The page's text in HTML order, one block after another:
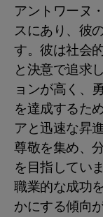
アントワーヌ
スにあり、彼
す。彼は社会
と決意で追求
ョンが高く、
を達成するた
アと迅速な昇
尊敬を集め、
を目指してい
職業的な成功
かにする傾向